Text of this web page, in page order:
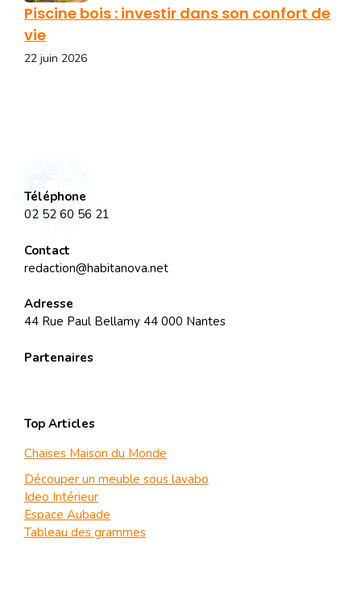
Piscine bois : investir dans son confort de
vie
22 juin 2026
Téléphone
02 52 60 56 21
Contact
redaction@habitanova.net
Adresse
44 Rue Paul Bellamy 44 000 Nantes
Partenaires
Top Articles
Chaises Maison du Monde
Découper un meuble sous lavabo
Ideo Intérieur
Espace Aubade
Tableau des grammes